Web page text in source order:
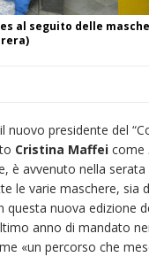
al seguito delle
nuovo presidente del
Cristina Maffei come
è avvenuto nella
le varie maschere, sia
questa nuova edizione
anno di mandato
«un percorso che